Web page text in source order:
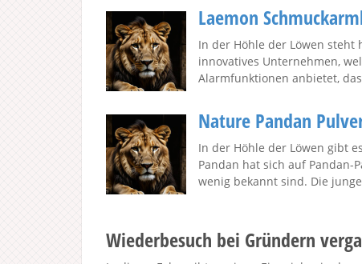
Laemon
In der Höhle der Löwen steht
innovatives Unternehmen,
Alarmfunktionen anbietet,
Nature Pandan
In der Höhle der Löwen gibt
Pandan hat sich auf
wenig bekannt sind. Die
Wiederbesuch bei Gründern